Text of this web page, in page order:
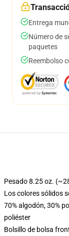
Entrega
Número de
paquetes
Reembolso
Pesado 8.25 oz.
Los colores sólidos
70% algodón, 30%
poliéster
Bolsillo de bolsa